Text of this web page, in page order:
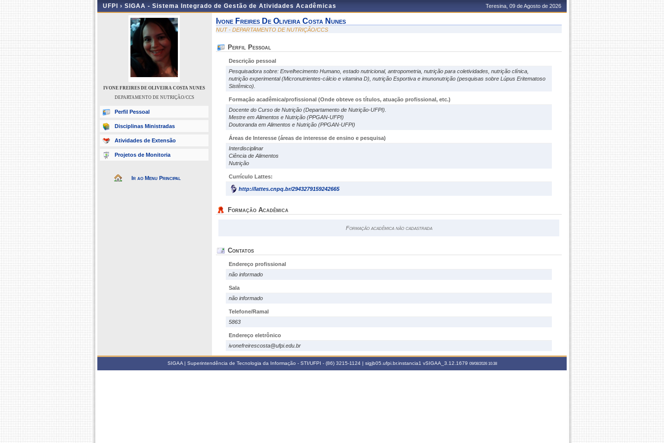
UFPI › SIGAA - Sistema Integrado de Gestão de Atividades Acadêmicas Teresina, 09 de Agosto de 2026
IVONE FREIRES DE OLIVEIRA COSTA NUNES
DEPARTAMENTO DE NUTRIÇÃO/CCS
Perfil Pessoal
Disciplinas Ministradas
Atividades de Extensão
Projetos de Monitoria
Ir ao Menu Principal
Ivone Freires De Oliveira Costa Nunes
NUT - DEPARTAMENTO DE NUTRIÇÃO/CCS
Perfil Pessoal
Descrição pessoal
Pesquisadora sobre: Envelhecimento Humano, estado nutricional, antropometria, nutrição para coletividades, nutrição clínica,
nutrição experimental (Micronutrientes-cálcio e vitamina D), nutrição Esportiva e imunonutrição (pesquisas sobre Lúpus Eritematoso
Sistêmico).
Formação acadêmica/profissional (Onde obteve os títulos, atuação profissional, etc.)
Docente do Curso de Nutrição (Departamento de Nutrição-UFPI).
Mestre em Alimentos e Nutrição (PPGAN-UFPI)
Doutoranda em Alimentos e Nutrição (PPGAN-UFPI)
Áreas de Interesse (áreas de interesse de ensino e pesquisa)
Interdisciplinar
Ciência de Alimentos
Nutrição
Currículo Lattes:
http://lattes.cnpq.br/2943279159242665
Formação Acadêmica
Formação acadêmica não cadastrada
Contatos
Endereço profissional
não informado
Sala
não informado
Telefone/Ramal
5863
Endereço eletrônico
ivonefreirescosta@ufpi.edu.br
SIGAA | Superintendência de Tecnologia da Informação - STI/UFPI - (86) 3215-1124 | sigjb05.ufpi.br.instancia1 vSIGAA_3.12.1679 09/08/2026 10:38